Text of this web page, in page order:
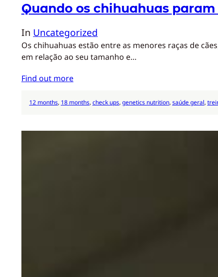
Quando os chihuahuas
In Uncategorized
Os chihuahuas estão entre as menores raças de
em relação ao seu tamanho e…
Find out more
12 months, 18 months, check ups, genetics nutrition, saúde geral,